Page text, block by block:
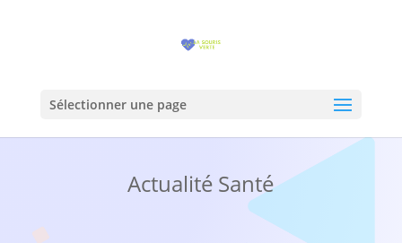
Sélectionner une page
Actualité Santé